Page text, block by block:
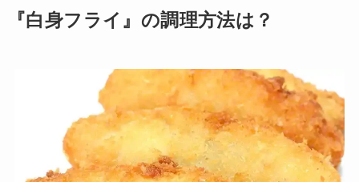
『白身フライ』の調理方法は？